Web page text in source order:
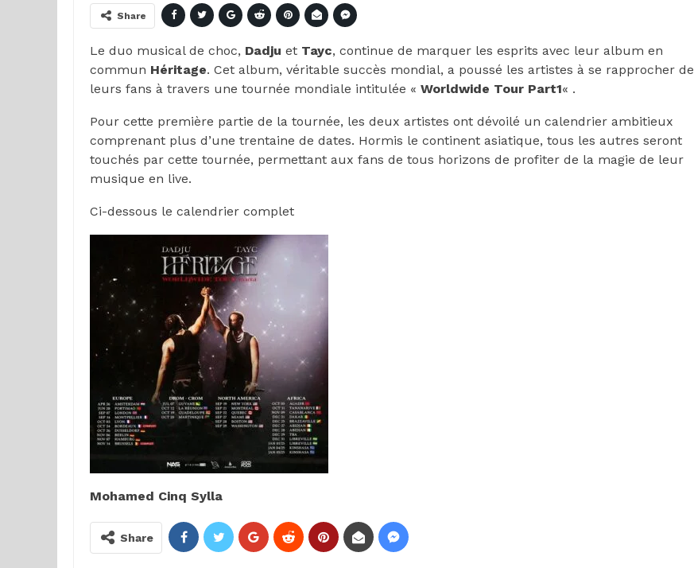
Share
Le duo musical de choc, Dadju et Tayc, continue de marquer les esprits avec leur album en
commun Héritage. Cet album, véritable succès mondial, a poussé les artistes à se rapprocher de
leurs fans à travers une tournée mondiale intitulée « Worldwide Tour Part1« .
Pour cette première partie de la tournée, les deux artistes ont dévoilé un calendrier ambitieux
comprenant plus d’une trentaine de dates. Hormis le continent asiatique, tous les autres seront
touchés par cette tournée, permettant aux fans de tous horizons de profiter de la magie de leur
musique en live.
Ci-dessous le calendrier complet
Mohamed Cinq Sylla
Share